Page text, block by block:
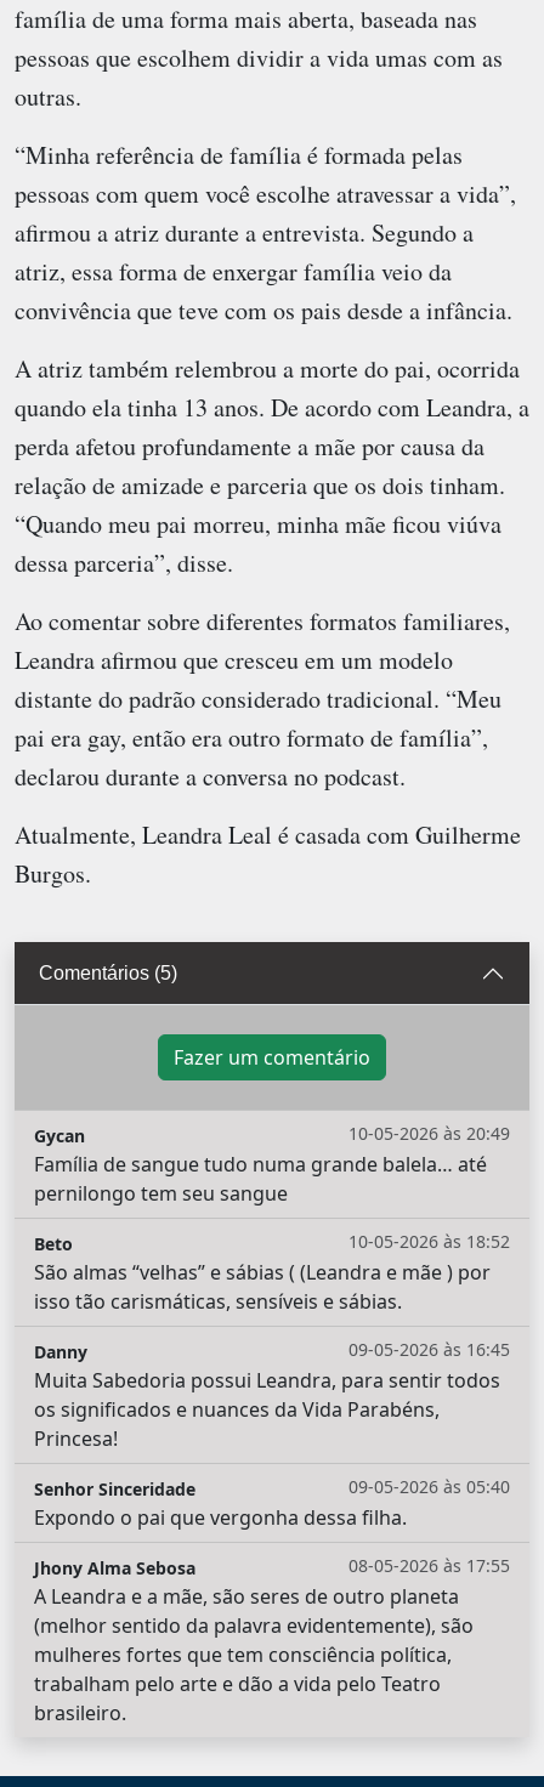
família de uma forma mais aberta, baseada nas
pessoas que escolhem dividir a vida umas com as
outras.
“Minha referência de família é formada pelas
pessoas com quem você escolhe atravessar a vida”,
afirmou a atriz durante a entrevista. Segundo a
atriz, essa forma de enxergar família veio da
convivência que teve com os pais desde a infância.
A atriz também relembrou a morte do pai, ocorrida
quando ela tinha 13 anos. De acordo com Leandra, a
perda afetou profundamente a mãe por causa da
relação de amizade e parceria que os dois tinham.
“Quando meu pai morreu, minha mãe ficou viúva
dessa parceria”, disse.
Ao comentar sobre diferentes formatos familiares,
Leandra afirmou que cresceu em um modelo
distante do padrão considerado tradicional. “Meu
pai era gay, então era outro formato de família”,
declarou durante a conversa no podcast.
Atualmente, Leandra Leal é casada com Guilherme
Burgos.
Comentários (5)
Fazer um comentário
10-05-2026 às 20:49
Gycan
Família de sangue tudo numa grande balela… até
pernilongo tem seu sangue
10-05-2026 às 18:52
Beto
São almas “velhas” e sábias ( (Leandra e mãe ) por
isso tão carismáticas, sensíveis e sábias.
09-05-2026 às 16:45
Danny
Muita Sabedoria possui Leandra, para sentir todos
os significados e nuances da Vida Parabéns,
Princesa!
09-05-2026 às 05:40
Senhor Sinceridade
Expondo o pai que vergonha dessa filha.
08-05-2026 às 17:55
Jhony Alma Sebosa
A Leandra e a mãe, são seres de outro planeta
(melhor sentido da palavra evidentemente), são
mulheres fortes que tem consciência política,
trabalham pelo arte e dão a vida pelo Teatro
brasileiro.